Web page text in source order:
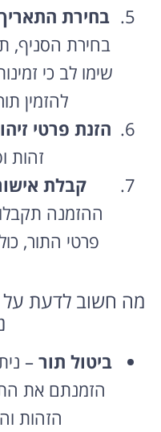
בחירת
בחירת הסניף,
שימו לב כי
להזמין
הזנת פרטי
זהות
קבלת
פרטי התור,
מה חשוב לדעת על
ביטול תור –
הזמנתם את
הזהות